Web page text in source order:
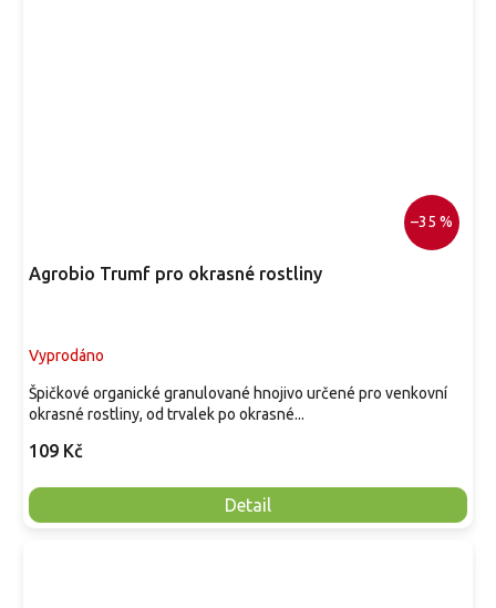
–35 %
Agrobio Trumf pro okrasné rostliny
Vyprodáno
109 Kč
Detail
Špičkové organické granulované hnojivo určené pro venkovní
okrasné rostliny, od trvalek po okrasné...